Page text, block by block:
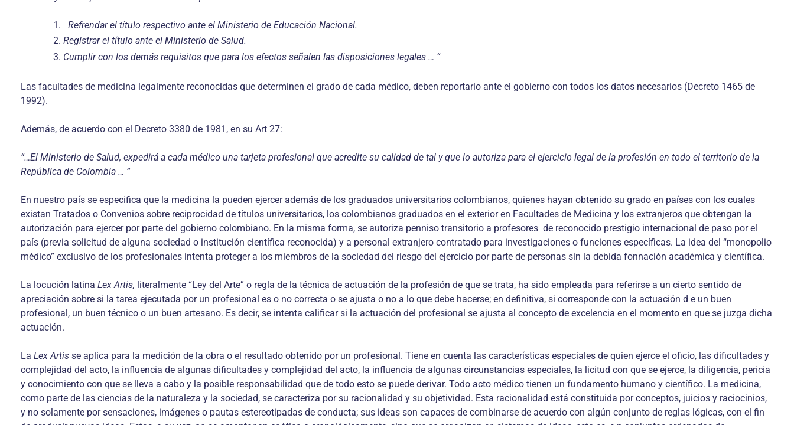
Refrendar el título respectivo ante el Ministerio de Educación Nacional.
Registrar el título ante el Ministerio de Salud.
Cumplir con los demás requisitos que para los efectos señalen las disposiciones legales … “
Las facultades de medicina legalmente reconocidas que determinen el grado de cada médico, deben reportarlo ante el gobierno con todos los datos necesarios (Decreto 1465 de
1992).
Además, de acuerdo con el Decreto 3380 de 1981, en su Art 27:
“…El Ministerio de Salud, expedirá a cada médico una tarjeta profesional que acredite su calidad de tal y que lo autoriza para el ejercicio legal de la profesión en todo el territorio de la
República de Colombia … “
En nuestro país se especifica que la medicina la pueden ejercer además de los graduados universitarios colombianos, quienes hayan obtenido su grado en países con los cuales
existan Tratados o Convenios sobre reciprocidad de títulos universitarios, los colombianos graduados en el exterior en Facultades de Medicina y los extranjeros que obtengan la
autorización para ejercer por parte del gobierno colombiano. En la misma forma, se autoriza penniso transitorio a profesores de reconocido prestigio internacional de paso por el
país (previa solicitud de alguna sociedad o institución científica reconocida) y a personal extranjero contratado para investigaciones o funciones específicas. La idea del “monopolio
médico” exclusivo de los profesionales intenta proteger a los miembros de la sociedad del riesgo del ejercicio por parte de personas sin la debida fonnación académica y científica.
La locución latina Lex Artis, literalmente “Ley del Arte” o regla de la técnica de actuación de la profesión de que se trata, ha sido empleada para referirse a un cierto sentido de
apreciación sobre si la tarea ejecutada por un profesional es o no correcta o se ajusta o no a lo que debe hacerse; en definitiva, si corresponde con la actuación d e un buen
profesional, un buen técnico o un buen artesano. Es decir, se intenta calificar si la actuación del profesional se ajusta al concepto de excelencia en el momento en que se juzga dicha
actuación.
La Lex Artis se aplica para la medición de la obra o el resultado obtenido por un profesional. Tiene en cuenta las características especiales de quien ejerce el oficio, las dificultades y
complejidad del acto, la influencia de algunas dificultades y complejidad del acto, la influencia de algunas circunstancias especiales, la licitud con que se ejerce, la diligencia, pericia
y conocimiento con que se lleva a cabo y la posible responsabilidad que de todo esto se puede derivar. Todo acto médico tienen un fundamento humano y científico. La medicina,
como parte de las ciencias de la naturaleza y la sociedad, se caracteriza por su racionalidad y su objetividad. Esta racionalidad está constituida por conceptos, juicios y raciocinios,
y no solamente por sensaciones, imágenes o pautas estereotipadas de conducta; sus ideas son capaces de combinarse de acuerdo con algún conjunto de reglas lógicas, con el fin